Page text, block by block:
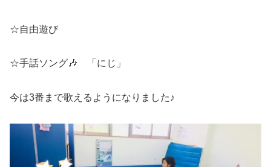
☆自由遊び
☆手話ソング🎶 「にじ」
今は3番まで歌えるようになりました♪